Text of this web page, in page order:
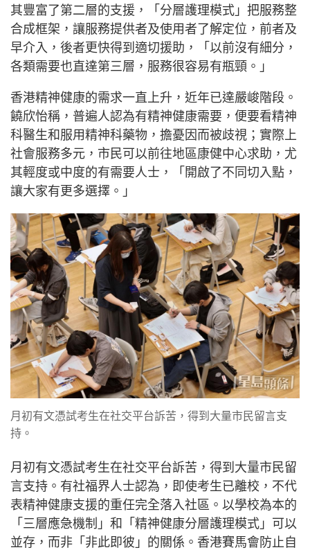
其豐富了第二層的支援，「分層護理模式」把服務整
合成框架，讓服務提供者及使用者了解定位，前者及
早介入，後者更快得到適切援助，「以前沒有細分，
各類需要也直達第三層，服務很容易有瓶頸。」
香港精神健康的需求一直上升，近年已達嚴峻階段。
饒欣怡稱，普遍人認為有精神健康需要，便要看精神
科醫生和服用精神科藥物，擔憂因而被歧視；實際上
社會服務多元，市民可以前往地區康健中心求助，尤
其輕度或中度的有需要人士，「開啟了不同切入點，
讓大家有更多選擇。」
月初有文憑試考生在社交平台訴苦，得到大量市民留言支
持。
月初有文憑試考生在社交平台訴苦，得到大量市民留
言支持。有社福界人士認為，即使考生已離校，不代
表精神健康支援的重任完全落入社區。以學校為本的
「三層應急機制」和「精神健康分層護理模式」可以
並存，而非「非此即彼」的關係。香港賽馬會防止自